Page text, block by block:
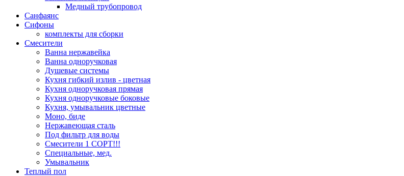
Медный трубопровод
Санфаянс
Сифоны
комплекты для сборки
Смесители
Ванна нержавейка
Ванна одноручковая
Душевые системы
Кухня гибкий излив - цветная
Кухня одноручковая прямая
Кухня одноручковые боковые
Кухня, умывальник цветные
Моно, биде
Нержавеющая сталь
Под фильтр для воды
Смесители 1 СОРТ!!!
Специальные, мед.
Умывальник
Теплый пол